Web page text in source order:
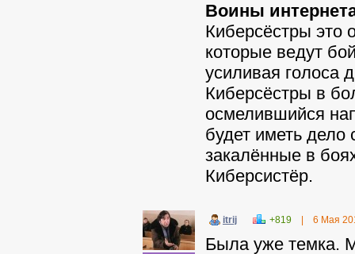
Воины
Киберсёстры это
которые ведут
усиливая голоса
Киберсёстры в
осмелившийся
будет иметь
закалённые в
Киберсистёр.
itrij +819 6 Мая
Была уже темка.